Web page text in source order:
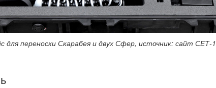
для переноски Скарабея и двух Сфер, источник: сайт СЕТ-1